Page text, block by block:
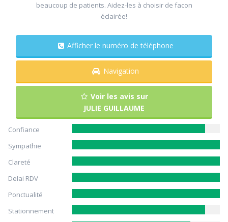
beaucoup de patients. Aidez-les à choisir de facon
éclairée!
Afficher le numéro de téléphone
Navigation
Voir les avis sur
JULIE GUILLAUME
Confiance
Sympathie
Clareté
Delai RDV
Ponctualité
Stationnement